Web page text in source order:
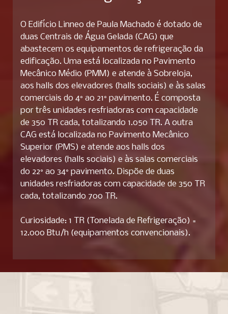
O Edifício Linneo de Paula Machado é dotado de
duas Centrais de Água Gelada (CAG) que
abastecem os equipamentos de refrigeração da
edificação. Uma está localizada no Pavimento
Mecânico Médio (PMM) e atende à Sobreloja,
aos halls dos elevadores (halls sociais) e às salas
comerciais do 4° ao 21° pavimento. É composta
por três unidades resfriadoras com capacidade
de 350 TR cada, totalizando 1.050 TR. A outra
CAG está localizada no Pavimento Mecânico
Superior (PMS) e atende aos halls dos
elevadores (halls sociais) e às salas comerciais
do 22° ao 34° pavimento. Dispõe de duas
unidades resfriadoras com capacidade de 350 TR
cada, totalizando 700 TR.
Curiosidade: 1 TR (Tonelada de Refrigeração) =
12.000 Btu/h (equipamentos convencionais).